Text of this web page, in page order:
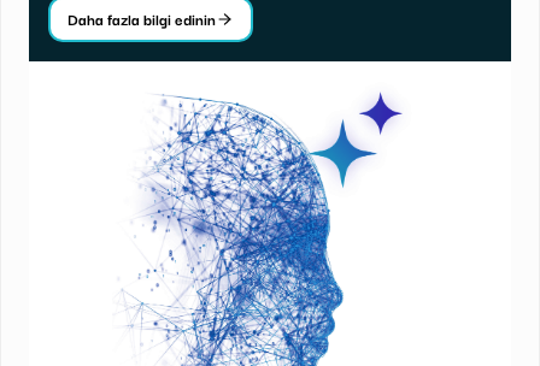
Daha fazla bilgi edinin